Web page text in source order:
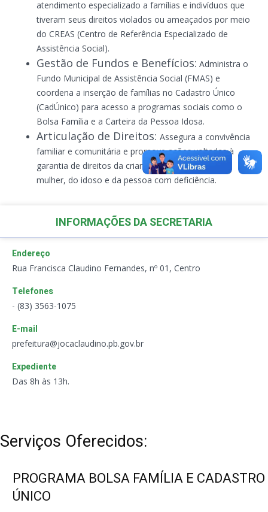
atendimento especializado a famílias e indivíduos que
tiveram seus direitos violados ou ameaçados por meio
do CREAS (Centro de Referência Especializado de
Assistência Social).
Gestão de Fundos e Benefícios: Administra o
Fundo Municipal de Assistência Social (FMAS) e
coordena a inserção de famílias no Cadastro Único
(CadÚnico) para acesso a programas sociais como o
Bolsa Família e a Carteira da Pessoa Idosa.
Articulação de Direitos: Assegura a convivência
familiar e comunitária e promove ações voltadas à
garantia de direitos da criança, do adolescente, da
mulher, do idoso e da pessoa com deficiência.
INFORMAÇÕES DA SECRETARIA
Endereço
Rua Francisca Claudino Fernandes, nº 01, Centro
Telefones
- (83) 3563-1075
E-mail
prefeitura@jocaclaudino.pb.gov.br
Expediente
Das 8h às 13h.
Serviços Oferecidos:
PROGRAMA BOLSA FAMÍLIA E CADASTRO
ÚNICO